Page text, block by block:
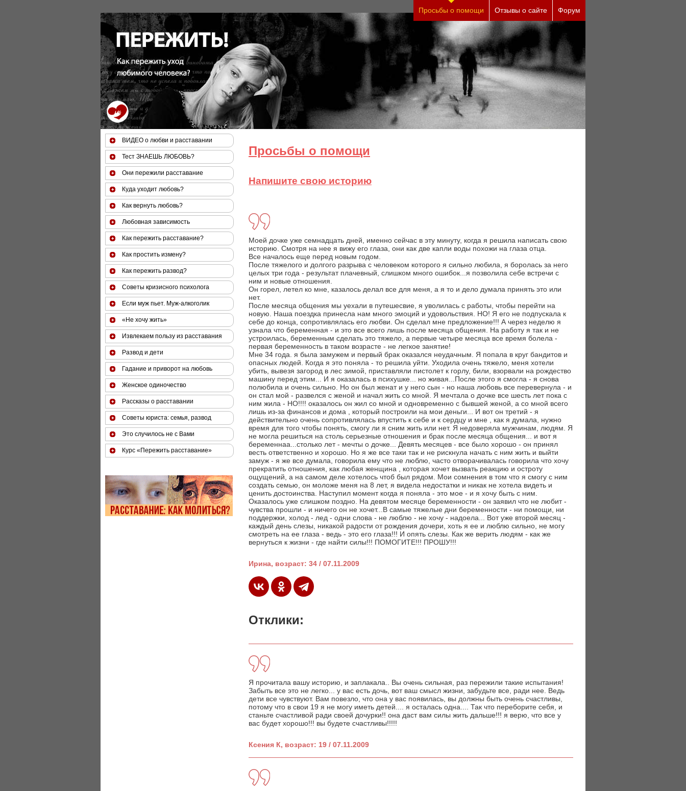
За 50 минут Вы можете оценить тяжесть своего состояния и его психологические причины (бесплатно)
Просьбы о помощи Отзывы о сайте Форум
Просьбы о помощи
Напишите свою историю
Моей дочке уже семнадцать дней, именно сейчас в эту минуту, когда я решила написать свою
историю. Смотря на нее я вижу его глаза, они как две капли воды похожи на глаза отца.
Все началось еще перед новым годом.
После тяжелого и долгого разрыва с человеком которого я сильно любила, я боролась за него
целых три года - результат плачевный, слишком много ошибок...я позволила себе встречи с
ним и новые отношения.
Он горел, летел ко мне, казалось делал все для меня, а я то и дело думала принять это или
нет.
После месяца общения мы уехали в путешесвие, я уволилась с работы, чтобы перейти на
новую. Наша поездка принесла нам много эмоций и удовольствия. НО! Я его не подпускала к
себе до конца, сопротивлялась его любви. Он сделал мне предложение!!! А через неделю я
узнала что беременная - и это все всего лишь после месяца общения. На работу я так и не
устроилась, беременным сделать это тяжело, а первые четыре месяца все время болела -
первая беременность в таком возрасте - не легкое занятие!
Мне 34 года. я была замужем и первый брак оказался неудачным. Я попала в круг бандитов и
опасных людей. Когда я это поняла - то решила уйти. Уходила очень тяжело, меня хотели
убить, вывезя загород в лес зимой, приставляли пистолет к горлу, били, взорвали на рождество
машину перед этим... И я оказалась в психушке... но живая...После этого я смогла - я снова
полюбила и очень сильно. Но он был женат и у него сын - но наша любовь все перевернула - и
он стал мой - развелся с женой и начал жить со мной. Я мечтала о дочке все шесть лет пока с
ним жила - НО!!!! оказалось он жил со мной и одновременно с бывшей женой, а со мной всего
лишь из-за финансов и дома , который построили на мои деньги... И вот он третий - я
действительно очень сопротивлялась впустить к себе и к сердцу и мне , как я думала, нужно
время для того чтобы понять, смогу ли я сним жить или нет. Я недоверяла мужчинам, людям. Я
не могла решиться на столь серьезные отношения и брак после месяца общения... и вот я
беременнаа...столько лет - мечты о дочке... Девять месяцев - все было хорошо - он принял
весть ответственно и хорошо. Но я же все таки так и не рискнула начать с ним жить и выйти
замуж - я же все думала, говорила ему что не люблю, часто отворачивалась говорила что хочу
прекратить отношения, как любая женщина , которая хочет вызвать реакцию и остроту
ощущений, а на самом деле хотелось чтоб был рядом. Мои сомнения в том что я смогу с ним
создать семью, он моложе меня на 8 лет, я видела недостатки и никак не хотела видеть и
ценить достоинства. Наступил момент когда я поняла - это мое - и я хочу быть с ним.
Оказалось уже слишком поздно. На девятом месяце беременности - он заявил что не любит -
чувства прошли - и ничего он не хочет...В самые тяжелые дни беременности - ни помощи, ни
поддержки, холод - лед - одни слова - не люблю - не хочу - надоела... Вот уже второй месяц -
каждый день слезы, никакой радости от рождения дочери, хоть я ее и люблю сильно, не могу
смотреть на ее глаза - ведь - это его глаза!!! И опять слезы. Как же верить людям - как же
вернуться к жизни - где найти силы!!! ПОМОГИТЕ!!! ПРОШУ!!!
Ирина, возраст: 34 / 07.11.2009
Отклики:
Я прочитала вашу историю, и заплакала.. Вы очень сильная, раз пережили такие испытания!
Забыть все это не легко... у вас есть дочь, вот ваш смысл жизни, забудьте все, ради нее. Ведь
дети все чувствуют. Вам повезло, что она у вас появилась, вы должны быть очень счастливы,
потому что в свои 19 я не могу иметь детей.... я осталась одна.... Так что переборите себя, и
станьте счастливой ради своей дочурки!! она даст вам силы жить дальше!!! я верю, что все у
вас будет хорошо!!! вы будете счастливы!!!!!
Ксения К, возраст: 19 / 07.11.2009
ВИДЕО о любви и расставании
Тест ЗНАЕШЬ ЛЮБОВЬ?
Они пережили расставание
Куда уходит любовь?
Как вернуть любовь?
Любовная зависимость
Как пережить расставание?
Как простить измену?
Как пережить развод?
Советы кризисного психолога
Если муж пьет. Муж-алкоголик
«Не хочу жить»
Извлекаем пользу из расставания
Развод и дети
Гадание и приворот на любовь
Женское одиночество
Рассказы о расставании
Советы юриста: семья, развод
Это случилось не с Вами
Курс «Пережить расставание»